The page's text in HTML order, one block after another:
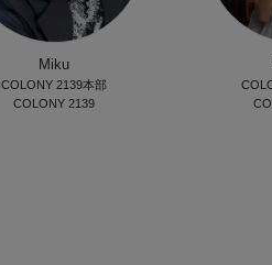
Miku
COLONY 2139本部
COLONY 2139